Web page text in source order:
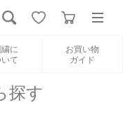
繍に
て
お買い物
ガイド
新規会員登録
探す